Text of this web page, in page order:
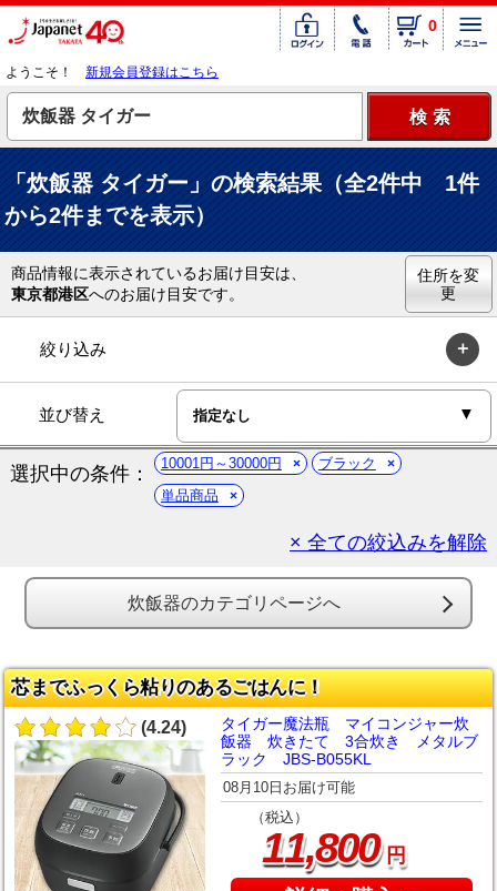
0
ようこそ！ 新規会員登録はこちら
「炊飯器 タイガー」の検索結果（全2件中 1件
から2件までを表示）
商品情報に表示されているお届け目安は、
東京都港区へのお届け目安です。
住所を変
更
絞り込み
並び替え
選択中の条件： 10001円～30000円
ブラック
単品商品
× 全ての絞込みを解除
炊飯器のカテゴリページへ
芯までふっくら粘りのあるごはんに！
(4.24)
タイガー魔法瓶 マイコンジャー炊
飯器 炊きたて 3合炊き メタルブ
ラック JBS-B055KL
08月10日お届け可能
（税込）
11,800円